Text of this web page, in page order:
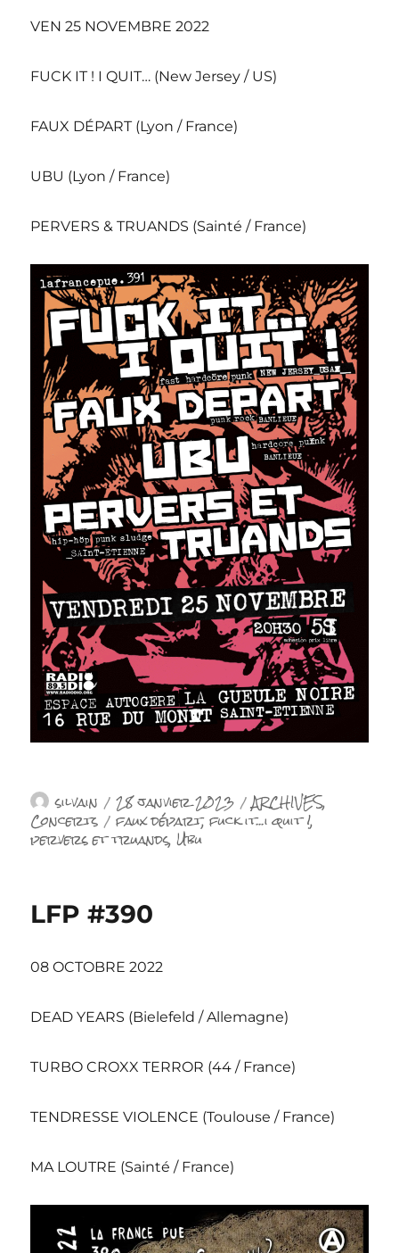
VEN 25 NOVEMBRE 2022
FUCK IT ! I QUIT… (New Jersey / US)
FAUX DÉPART (Lyon / France)
UBU (Lyon / France)
PERVERS & TRUANDS (Sainté / France)
Auteur
silvain Publié
le
28 janvier 2023 Catégories
ARCHIVES,
Concerts Étiquettes
faux départ,fuck it...i quit !,
pervers et truands,Ubu
LFP #390
08 OCTOBRE 2022
DEAD YEARS (Bielefeld / Allemagne)
TURBO CROXX TERROR (44 / France)
TENDRESSE VIOLENCE (Toulouse / France)
MA LOUTRE (Sainté / France)